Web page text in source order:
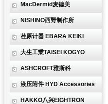
MacDermid麦德美
NISHINO西野制作所
荏原计器 EBARA KEIKI
大生工業TAISEI KOGYO
ASHCROFT雅斯科
液压附件 HYD Accessories
HAKKO八兴EIGHTRON